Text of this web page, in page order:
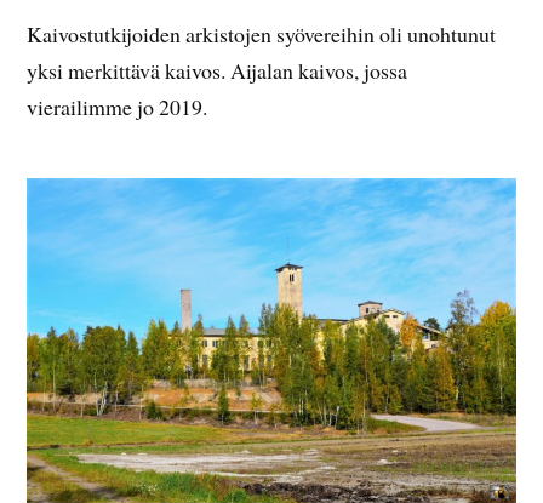
Kaivostutkijoiden arkistojen syövereihin oli unohtunut
yksi merkittävä kaivos. Aijalan kaivos, jossa
vierailimme jo 2019.